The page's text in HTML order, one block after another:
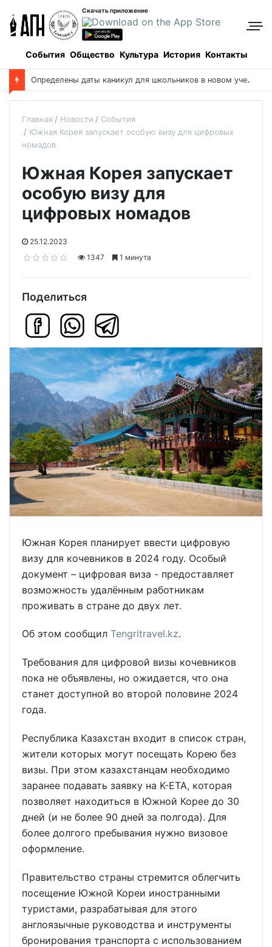
Скачать приложение
События Общество Культура История Контакты
О
пределены даты каникул для школьников в новом учебном году
Главная Новости
События
Южная Корея запускает особую визу для цифровых
номадов
Южная Корея запускает
особую визу для
цифровых номадов
25.12.2023
1347
1 минута
Поделиться
Южная Корея планирует ввести цифровую
визу для кочевников в 2024 году. Особый
документ – цифровая виза - предоставляет
возможность удалённым работникам
проживать в стране до двух лет.
Об этом сообщил Tengritravel.kz.
Требования для цифровой визы кочевников
пока не объявлены, но ожидается, что она
станет доступной во второй половине 2024
года.
Республика Казахстан входит в список стран,
жители которых могут посещать Корею без
визы. При этом казахстанцам необходимо
заранее подавать заявку на K-ETA, которая
позволяет находиться в Южной Корее до 30
дней (и не более 90 дней за полгода). Для
более долгого пребывания нужно визовое
оформление.
Правительство страны стремится облегчить
посещение Южной Кореи иностранными
туристами, разрабатывая для этого
англоязычные руководства и инструменты
бронирования транспорта с использованием